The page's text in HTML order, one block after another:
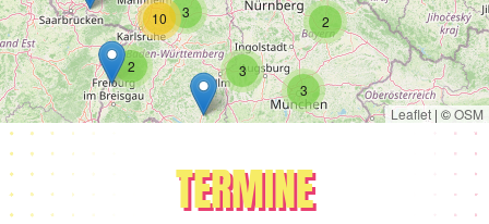
3
3
2
2
3
10
Leaflet | ©OSM
TERMINE